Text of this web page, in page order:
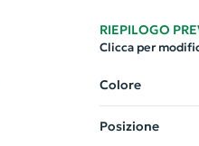
RIEPILOGO
Clicca per
Colore
Posizione